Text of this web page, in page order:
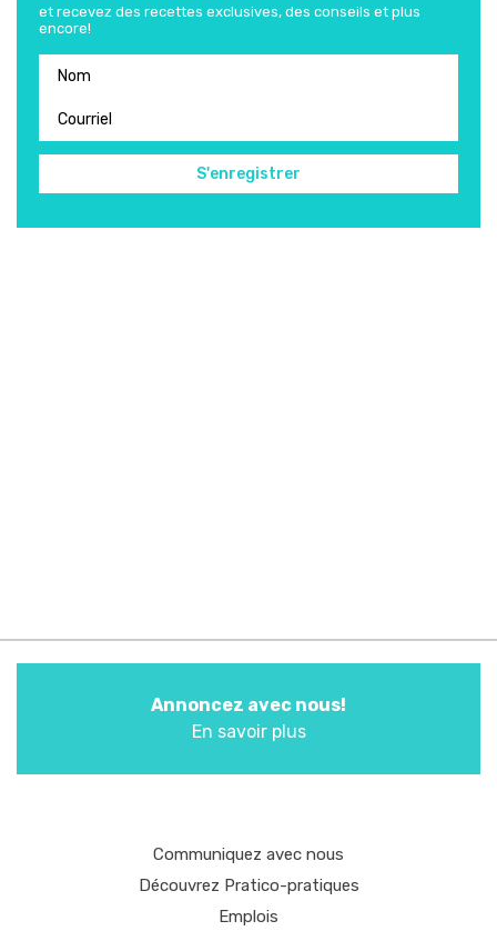
et recevez des recettes exclusives, des conseils et plus
encore!
Annoncez avec nous!
En savoir plus
Communiquez avec nous
Découvrez Pratico-pratiques
Emplois